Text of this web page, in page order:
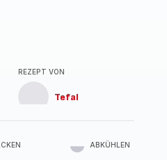
REZEPT VON
Tefal
ABKÜHLEN